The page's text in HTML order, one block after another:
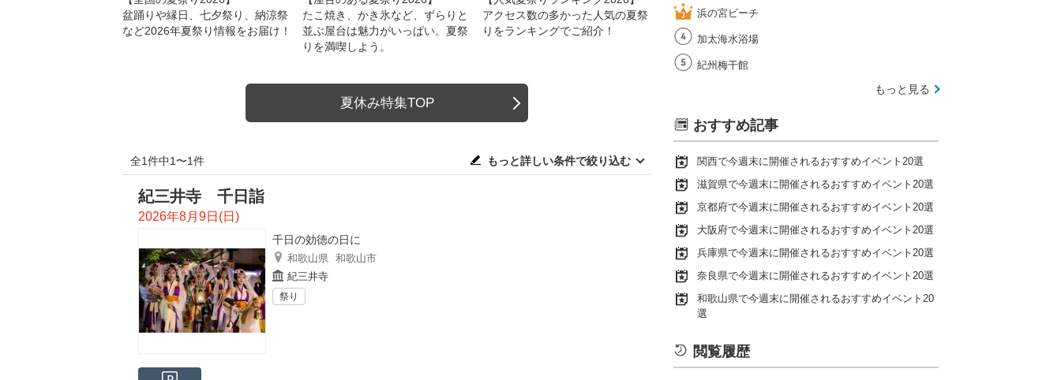
盆踊りや縁日、七夕祭り、納涼祭
など2026年夏祭り情報をお届け！
たこ焼き、かき氷など、ずらりと
並ぶ屋台は魅力がいっぱい。夏祭
りを満喫しよう。
アクセス数の多かった人気の夏祭
りをランキングでご紹介！
夏休み特集TOP
全1件中1〜1件 もっと詳しい条件で絞り込む
紀三井寺 千日詣
2026年8月9日(日)
千日の効徳の日に
和歌山県 和歌山市
紀三井寺
祭り
浜の宮ビーチ
加太海水浴場
紀州梅干館
もっと見る
おすすめ記事
関西で今週末に開催されるおすすめイベント20選
滋賀県で今週末に開催されるおすすめイベント20選
京都府で今週末に開催されるおすすめイベント20選
大阪府で今週末に開催されるおすすめイベント20選
兵庫県で今週末に開催されるおすすめイベント20選
奈良県で今週末に開催されるおすすめイベント20選
和歌山県で今週末に開催されるおすすめイベント20
選
閲覧履歴